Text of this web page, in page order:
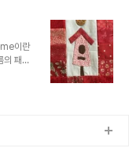
이란
패턴
로도 딱